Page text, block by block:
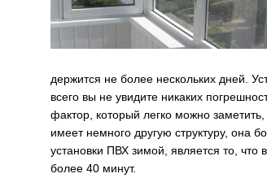
держится не более нескольких дней.
всего вы не увидите никаких
фактор, который легко можно
имеет немного другую структуру, она
установки ПВХ зимой, является то,
более 40 минут.